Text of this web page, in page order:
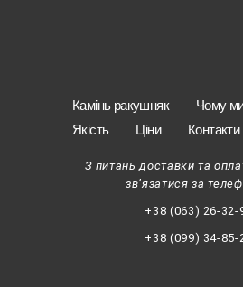
Камінь ракушняк
Чому
Якість
Ціни Контакти
З питань доставки та
зв’язатися за
+38 (063) 26-32-
+38 (099) 34-85-